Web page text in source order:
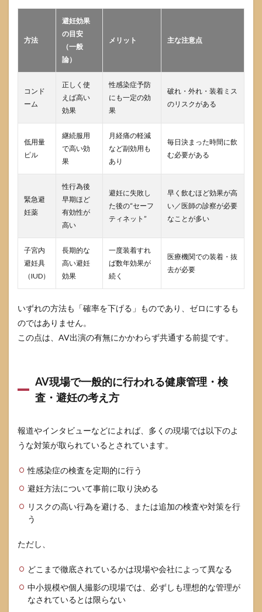
る
の養
認
親権
の考
かど
うか
わな
い原
則）
4.2
労働
災
害・
とし
て問
題に
性が
ある
（一
般
論）
4.3
して
たい
ポイ
ント
（健
方法
避妊効果
の目安
（一般
論）
メリット 主な注意点
コンド
ーム
正しく使
えば高い
効果
性感染症予防
にも一定の効
果
破れ・外れ・装着ミス
のリスクがある
低用量
ピル
継続服用
で高い効
果
月経痛の軽減
など副効用も
あり
毎日決まった時間に飲
む必要がある
緊急避
妊薬
性行為後
早期ほど
有効性が
高い
避妊に失敗し
た後の“セーフ
ティネット”
早く飲むほど効果が高
い／医師の診察が必要
なことが多い
子宮内
避妊具
（IUD）
長期的な
高い避妊
効果
一度装着すれ
ば数年効果が
続く
医療機関での装着・抜
去が必要
いずれの方法も「確率を下げる」ものであり、ゼロにするも
のではありません。
この点は、AV出演の有無にかかわらず共通する前提です。
AV現場で一般的に行われる健康管理・検
査・避妊の考え方
報道やインタビューなどによれば、多くの現場では以下のよ
うな対策が取られているとされています。
性感染症の検査を定期的に行う
避妊方法について事前に取り決める
リスクの高い行為を避ける、または追加の検査や対策を行
う
ただし、
どこまで徹底されているかは現場や会社によって異なる
中小規模や個人撮影の現場では、必ずしも理想的な管理が
なされているとは限らない